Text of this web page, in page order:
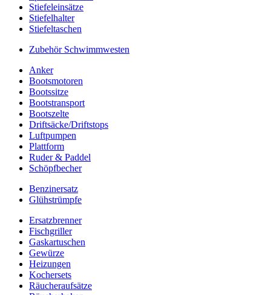
Stiefeleinsätze
Stiefelhalter
Stiefeltaschen
Zubehör Schwimmwesten
Anker
Bootsmotoren
Bootssitze
Bootstransport
Bootszelte
Driftsäcke/Driftstops
Luftpumpen
Plattform
Ruder & Paddel
Schöpfbecher
Benzinersatz
Glühstrümpfe
Ersatzbrenner
Fischgriller
Gaskartuschen
Gewürze
Heizungen
Kochersets
Räucheraufsätze